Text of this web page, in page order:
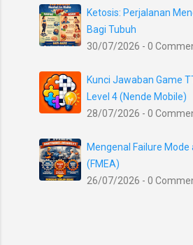
Ketosis: Perjalanan
Bagi Tubuh
30/07/2026 - 0
Kunci Jawaban Game
Level 4 (Nende Mobile)
28/07/2026 - 0
Mengenal Failure
(FMEA)
26/07/2026 - 0